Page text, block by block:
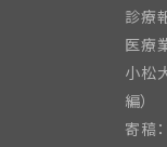
診療
医療
小松
編）
寄稿